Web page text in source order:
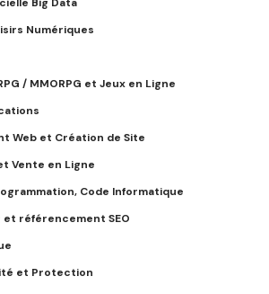
Numériques
/ MMORPG et Jeux en Ligne
Web et Création de Site
Vente en Ligne
Code Informatique
et référencement SEO
et Protection